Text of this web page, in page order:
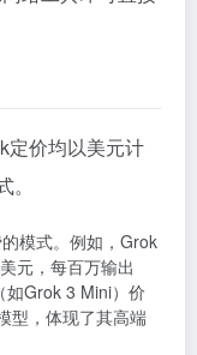
定价均以美元计
模式。例如，Grok
元，每百万输出
如Grok 3 Mini）价
型，体现了其高端